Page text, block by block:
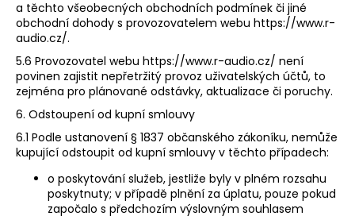
a těchto všeobecných obchodních podmínek či jiné
obchodní dohody s provozovatelem webu https://www.r-
audio.cz/.
5.6 Provozovatel webu ​https://www.r-audio.cz/​ není
povinen zajistit nepřetržitý provoz uživatelských účtů, to
zejména pro plánované odstávky, aktualizace či poruchy.
6. Odstoupení od kupní smlouvy
6.1 Podle ustanovení § 1837 občanského zákoníku, nemůže
kupující odstoupit od kupní smlouvy v těchto případech:
o poskytování služeb, jestliže byly v plném rozsahu
poskytnuty; v případě plnění za úplatu, pouze pokud
započalo s předchozím výslovným souhlasem